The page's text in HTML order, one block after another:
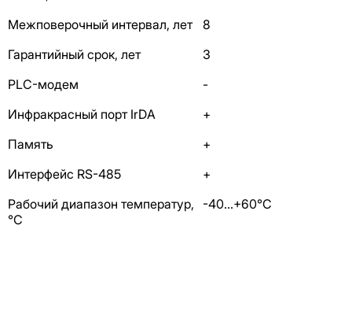
Межповерочный интервал, лет
8
Гарантийный срок, лет
3
PLC-модем
-
Инфракрасный порт IrDA
+
Память
+
Интерфейс RS-485
+
Рабочий диапазон температур,
°С
-40…+60°С